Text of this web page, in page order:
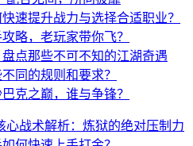
速提升战力与选择合适职业？
略，老玩家带你飞？
点那些不可不知的江湖奇遇
同的规则和要求？
克之巅，谁与争锋？
心战术解析：炼狱的绝对压制力